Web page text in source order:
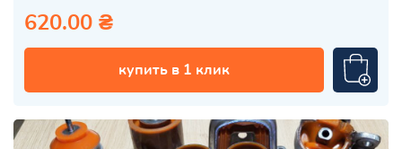
620.00 ₴
купить в 1 клик